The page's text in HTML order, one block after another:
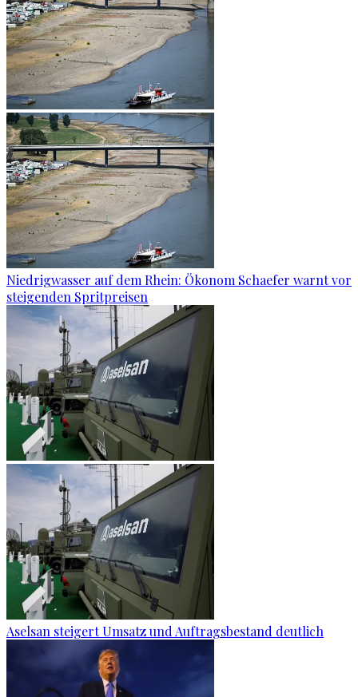
Niedrigwasser auf dem Rhein: Ökonom Schaefer warnt vor
steigenden Spritpreisen
Aselsan steigert Umsatz und Auftragsbestand deutlich